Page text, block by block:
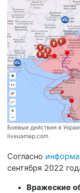
Боевые действия в
liveuamap.com
Согласно
сентября 2022
Вражеские